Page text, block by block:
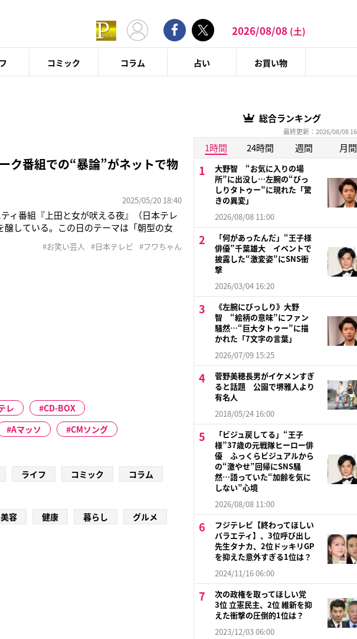
2026/08/08 (土)
コミック コラム 占い お買い物
ク番組での“暴論”がネットで物
2025/05/20 18:40
ィ番組『上田と女が吠える夜』（日本テレ
している。この日のテーマは「朝型の女
活を送っていたという。しかし、自衛隊を
#お笑い芸人 #日本テレビ #フワちゃん
レ
CD-BOX
Aマッソ CMソング
ライフ コミック
コラム
美容 健康 暮らし グルメ
総合ランキング
最終更新：2026/08/08
1時間 24時間 週間 月間
大野智 “お気に入りの場
所”に出没し…左腕の“びっ
しりタトゥー”に現れた「驚
きの異変」
2026/08/08 11:00
「何があったんだ」“王子様
俳優”千葉雄大 イベントで
披露した“激変姿”にSNS衝
撃
2026/03/04 16:20
《左腕にびっしり》大野
智 “絵柄の意味”にファン
騒然…“巨大タトゥー”に描
かれた「7文字の言葉」
2026/07/09 15:25
菅野美穂長男がイケメンすぎ
ると話題 公園で堺雅人より
有名人
2018/05/24 16:00
「ビジュ戻してる」“王子
様”37歳の元戦隊ヒーロー俳
優 ふっくらビジュアルから
の“激やせ”回帰にSNS騒
然…語っていた“加齢を気に
しない”心境
2026/08/08 11:00
フジテレビ【終わってほしい
バラエティ】、3位呼び出し
先生タナカ、2位ドッキリGP
を抑えた意外すぎる1位は？
2024/11/16 06:00
次の政権を取ってほしい党
3位 立憲民主、2位 維新を抑
えた衝撃の圧倒的1位は？
2023/12/03 06:00